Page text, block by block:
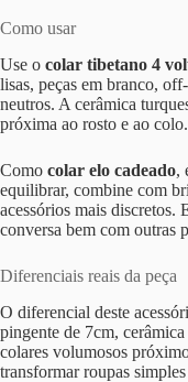
Como usar
Use o colar tibetano 4
lisas, peças em branco,
neutros. A cerâmica
próxima ao rosto e ao colo.
Como colar elo cadeado,
equilibrar, combine com
acessórios mais discretos.
conversa bem com outras
Diferenciais reais da peça
O diferencial deste
pingente de 7cm,
colares volumosos
transformar roupas